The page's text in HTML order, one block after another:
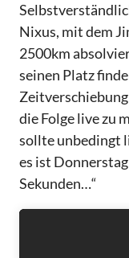
Nixus, mit dem
2500km
seinen Platz
die Folge live zu
sollte unbedingt
es ist
Sekunden…“